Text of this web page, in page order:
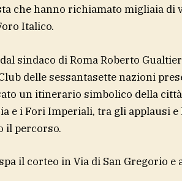
che hanno richiamato migliaia di
Italico.
sindaco di Roma Roberto
delle sessantasette nazioni
un itinerario simbolico della
e i Fori Imperiali, tra gli applausi
il percorso.
il corteo in Via di San Gregorio e